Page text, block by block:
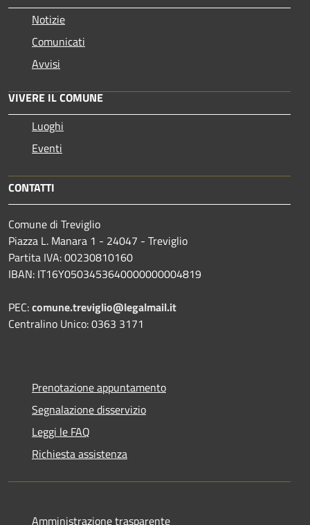
Notizie
Comunicati
Avvisi
VIVERE IL COMUNE
Luoghi
Eventi
CONTATTI
Comune di Treviglio
Piazza L. Manara 1 - 24047 - Treviglio
Partita IVA: 00230810160
IBAN: IT16Y0503453640000000004819
PEC:comune.treviglio@legalmail.it
Centralino Unico: 0363 3171
Prenotazione appuntamento
Segnalazione disservizio
Leggi le FAQ
Richiesta assistenza
Amministrazione trasparente